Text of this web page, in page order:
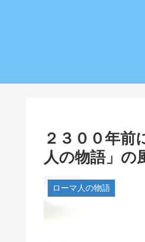
２３００年前
人の物語」の
ローマ人の物語